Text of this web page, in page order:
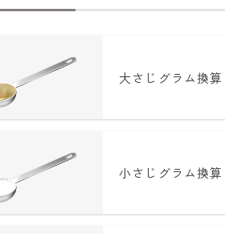
大さじグラム換算
小さじグラム換算